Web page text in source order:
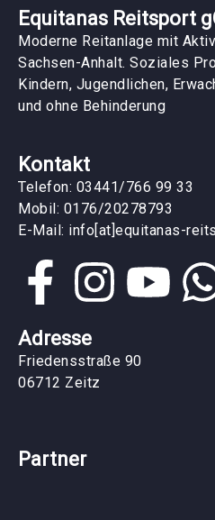
Equitanas Reitsport
Moderne Reitanlage mit
Sachsen-Anhalt. Soziales
Kindern, Jugendlichen,
und ohne Behinderung
Kontakt
Telefon: 03441/766 99 33
Mobil: 0176/20278793
E-Mail: info[at]equitanas-
Adresse
Friedensstraße 90
06712 Zeitz
Partner